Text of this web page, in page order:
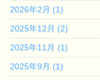
2026年2月 (1)
2025年12月 (2)
2025年11月 (1)
2025年9月 (1)